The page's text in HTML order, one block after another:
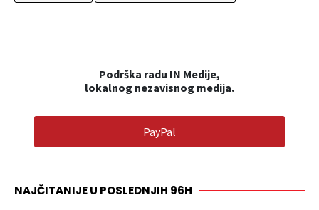
Podrška radu IN Medije,
lokalnog nezavisnog medija.
PayPal
NAJČITANIJE U POSLEDNJIH 96H